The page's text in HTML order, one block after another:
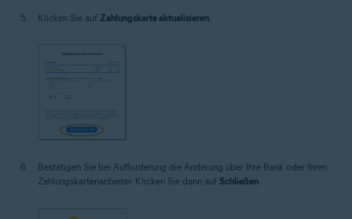
Klicken Sie auf Zahlungskarte aktualisieren
Bestätigen Sie bei Aufforderung die Änderung über Ihre Bank oder Ihren
Zahlungskartenanbieter. Klicken Sie dann auf Schließen.